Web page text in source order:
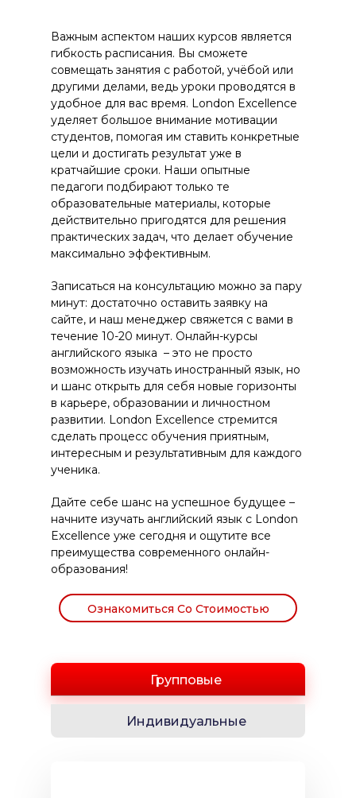
Важным аспектом наших курсов является
гибкость расписания. Вы сможете
совмещать занятия с работой, учёбой или
другими делами, ведь уроки проводятся в
удобное для вас время. London Excellence
уделяет большое внимание мотивации
студентов, помогая им ставить конкретные
цели и достигать результат уже в
кратчайшие сроки. Наши опытные
педагоги подбирают только те
образовательные материалы, которые
действительно пригодятся для решения
практических задач, что делает обучение
максимально эффективным.
Записаться на консультацию можно за пару
минут: достаточно оставить заявку на
сайте, и наш менеджер свяжется с вами в
течение 10-20 минут. Онлайн-курсы
английского языка – это не просто
возможность изучать иностранный язык, но
и шанс открыть для себя новые горизонты
в карьере, образовании и личностном
развитии. London Excellence стремится
сделать процесс обучения приятным,
интересным и результативным для каждого
ученика.
Дайте себе шанс на успешное будущее –
начните изучать английский язык с London
Excellence уже сегодня и ощутите все
преимущества современного онлайн-
образования!
Ознакомиться Со Стоимостью
Групповые
Индивидуальные